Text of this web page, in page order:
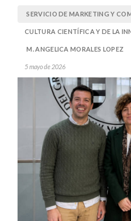
SERVICIO DE MARKETING Y
CULTURA CIENTÍFICA Y DE LA
M. ANGELICA MORALES LOPEZ
5 mayo de 2026